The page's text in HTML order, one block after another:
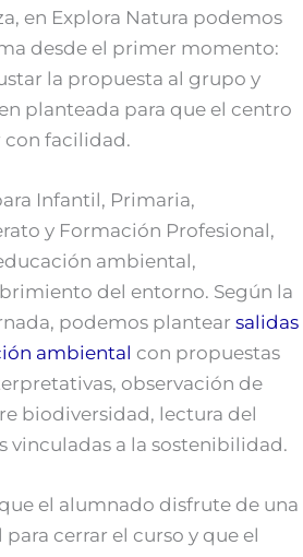
en Explora Natura podemos
desde el primer momento:
la propuesta al grupo y
planteada para que el centro
con facilidad.
Infantil, Primaria,
y Formación Profesional,
ambiental,
del entorno. Según la
podemos plantear salidas
ambiental con propuestas
observación de
biodiversidad, lectura del
vinculadas a la sostenibilidad.
el alumnado disfrute de una
cerrar el curso y que el